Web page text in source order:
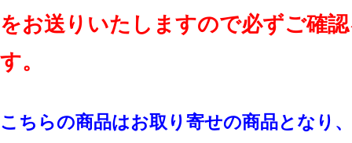
をお送りいたしますので必ずご確
す。
こちらの商品はお取り寄せの商品となり